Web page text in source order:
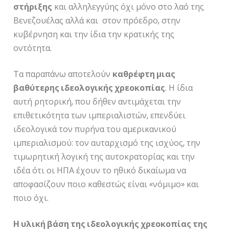
στήριξης και αλληλεγγύης όχι μόνο στο λαό της
Βενεζουέλας αλλά και στον πρόεδρο, στην
κυβέρνηση και την ίδια την κρατικής της
οντότητα.
Τα παραπάνω αποτελούν καθρέφτη μιας
βαθύτερης ιδεολογικής χρεοκοπίας. Η ίδια
αυτή ρητορική, που δήθεν αντιμάχεται την
επιθετικότητα των ιμπεριαλιστών, επενδύει
ιδεολογικά τον πυρήνα του αμερικανικού
ιμπεριαλισμού: τον αυταρχισμό της ισχύος, την
τιμωρητική λογική της αυτοκρατορίας και την
ιδέα ότι οι ΗΠΑ έχουν το ηθικό δικαίωμα να
αποφασίζουν ποιο καθεστώς είναι «νόμιμο» και
ποιο όχι.
Η υλική βάση της ιδεολογικής χρεοκοπίας της